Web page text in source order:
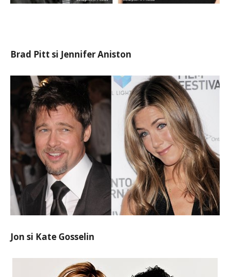
Brad Pitt si Jennifer Aniston
Jon si Kate Gosselin